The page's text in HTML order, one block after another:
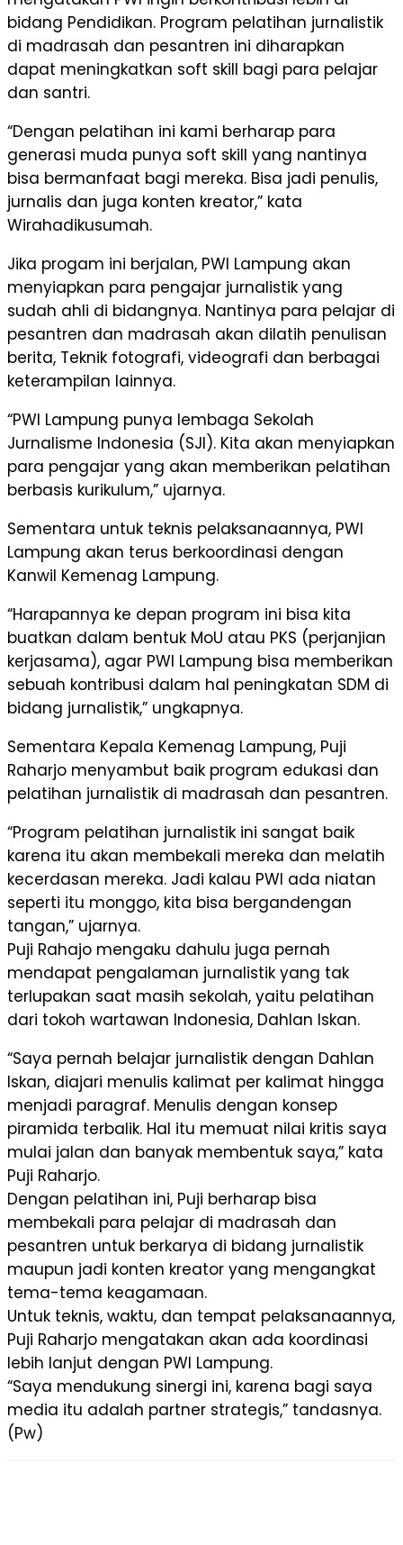
bidang Pendidikan. Program pelatihan jurnalistik
di madrasah dan pesantren ini diharapkan
dapat meningkatkan soft skill bagi para pelajar
dan santri.
“Dengan pelatihan ini kami berharap para
generasi muda punya soft skill yang nantinya
bisa bermanfaat bagi mereka. Bisa jadi penulis,
jurnalis dan juga konten kreator,” kata
Wirahadikusumah.
Jika progam ini berjalan, PWI Lampung akan
menyiapkan para pengajar jurnalistik yang
sudah ahli di bidangnya. Nantinya para pelajar di
pesantren dan madrasah akan dilatih penulisan
berita, Teknik fotografi, videografi dan berbagai
keterampilan lainnya.
“PWI Lampung punya lembaga Sekolah
Jurnalisme Indonesia (SJI). Kita akan menyiapkan
para pengajar yang akan memberikan pelatihan
berbasis kurikulum,” ujarnya.
Sementara untuk teknis pelaksanaannya, PWI
Lampung akan terus berkoordinasi dengan
Kanwil Kemenag Lampung.
“Harapannya ke depan program ini bisa kita
buatkan dalam bentuk MoU atau PKS (perjanjian
kerjasama), agar PWI Lampung bisa memberikan
sebuah kontribusi dalam hal peningkatan SDM di
bidang jurnalistik,” ungkapnya.
Sementara Kepala Kemenag Lampung, Puji
Raharjo menyambut baik program edukasi dan
pelatihan jurnalistik di madrasah dan pesantren.
“Program pelatihan jurnalistik ini sangat baik
karena itu akan membekali mereka dan melatih
kecerdasan mereka. Jadi kalau PWI ada niatan
seperti itu monggo, kita bisa bergandengan
tangan,” ujarnya.
Puji Rahajo mengaku dahulu juga pernah
mendapat pengalaman jurnalistik yang tak
terlupakan saat masih sekolah, yaitu pelatihan
dari tokoh wartawan Indonesia, Dahlan Iskan.
“Saya pernah belajar jurnalistik dengan Dahlan
Iskan, diajari menulis kalimat per kalimat hingga
menjadi paragraf. Menulis dengan konsep
piramida terbalik. Hal itu memuat nilai kritis saya
mulai jalan dan banyak membentuk saya,” kata
Puji Raharjo.
Dengan pelatihan ini, Puji berharap bisa
membekali para pelajar di madrasah dan
pesantren untuk berkarya di bidang jurnalistik
maupun jadi konten kreator yang mengangkat
tema-tema keagamaan.
Untuk teknis, waktu, dan tempat pelaksanaannya,
Puji Raharjo mengatakan akan ada koordinasi
lebih lanjut dengan PWI Lampung.
“Saya mendukung sinergi ini, karena bagi saya
media itu adalah partner strategis,” tandasnya.
(Pw)